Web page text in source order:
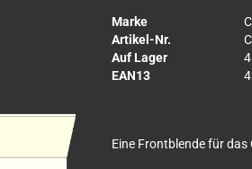
Marke
Artikel-Nr.
Auf Lager
EAN13
Eine Frontblende für